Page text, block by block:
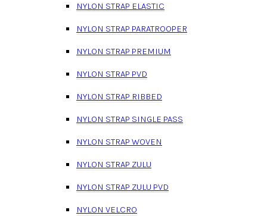
NYLON STRAP ELASTIC
NYLON STRAP PARATROOPER
NYLON STRAP PREMIUM
NYLON STRAP PVD
NYLON STRAP RIBBED
NYLON STRAP SINGLE PASS
NYLON STRAP WOVEN
NYLON STRAP ZULU
NYLON STRAP ZULU PVD
NYLON VELCRO